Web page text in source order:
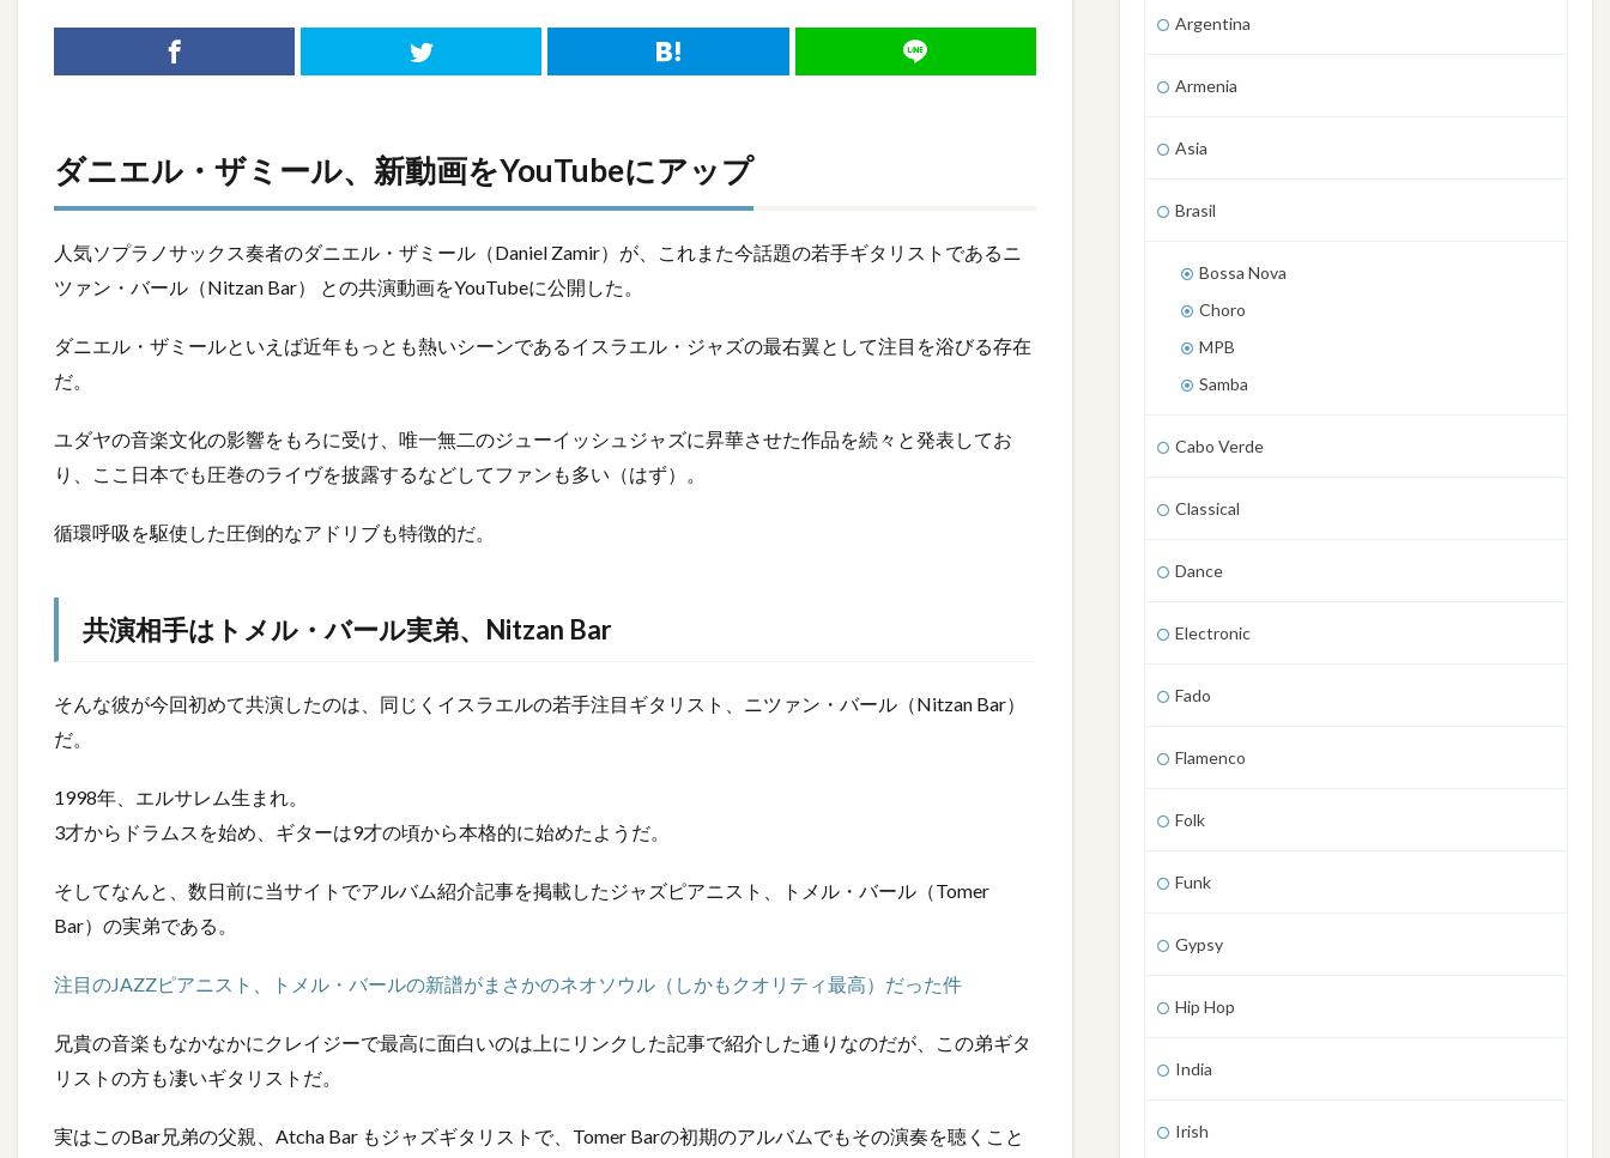
ダニエル・ザミール、新動画をYouTubeにアップ
人気ソプラノサックス奏者のダニエル・ザミール（Daniel Zamir）が、これまた今話題の若手ギタリストであるニ
ツァン・バール（Nitzan Bar） との共演動画をYouTubeに公開した。
ダニエル・ザミールといえば近年もっとも熱いシーンであるイスラエル・ジャズの最右翼として注目を浴びる存在
だ。
ユダヤの音楽文化の影響をもろに受け、唯一無二のジューイッシュジャズに昇華させた作品を続々と発表してお
り、ここ日本でも圧巻のライヴを披露するなどしてファンも多い（はず）。
循環呼吸を駆使した圧倒的なアドリブも特徴的だ。
共演相手はトメル・バール実弟、Nitzan Bar
そんな彼が今回初めて共演したのは、同じくイスラエルの若手注目ギタリスト、ニツァン・バール（Nitzan Bar）
だ。
1998年、エルサレム生まれ。
3才からドラムスを始め、ギターは9才の頃から本格的に始めたようだ。
そしてなんと、数日前に当サイトでアルバム紹介記事を掲載したジャズピアニスト、トメル・バール（Tomer
Bar）の実弟である。
注目のJAZZピアニスト、トメル・バールの新譜がまさかのネオソウル（しかもクオリティ最高）だった件
兄貴の音楽もなかなかにクレイジーで最高に面白いのは上にリンクした記事で紹介した通りなのだが、この弟ギタ
リストの方も凄いギタリストだ。
実はこのBar兄弟の父親、Atcha Bar もジャズギタリストで、Tomer Barの初期のアルバムでもその演奏を聴くこと
Argentina
Armenia
Asia
Brasil
Bossa Nova
Choro
MPB
Samba
Cabo Verde
Classical
Dance
Electronic
Fado
Flamenco
Folk
Funk
Gypsy
Hip Hop
India
Irish